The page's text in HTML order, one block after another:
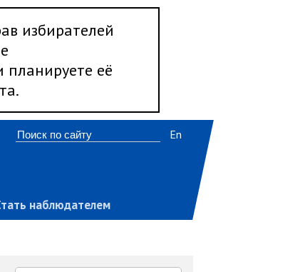
избирателей
планируете её
наблюдателем
En